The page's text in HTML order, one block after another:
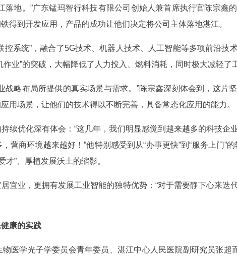
落地。”广东锰玛智行科技有限公司创始人兼首席执行官陈宗鑫
得到开发应用，产品的成功让他们决定将公司主体落地湛江。
控系统”，融合了5G技术、机器人技术、人工智能等多项前沿技
业”的突破，大幅降低了人力投入、燃料消耗，同时极大减轻了
战略布局所提供的真实场景与需求。”陈宗鑫深刻体会到，这片
用场景，让他们的技术得以不断完善，具备常态化应用的能力。
续优化深有体会：“这几年，我们明显感觉到越来越多的科技企
营商环境越来越好！”他特别感受到从“办事更快”到“服务上门”
”、厚植发展沃土的缩影。
宜业，更拥有发展工业智能的独特优势：“对于需要静下心来迭
人民健康的实践
医学光子学委员会青年委员、湛江中心人民医院副研究员张超